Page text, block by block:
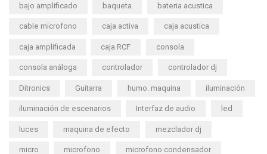
bajo amplificado baqueta bateria acustica
cable microfono caja activa caja acustica
caja amplificada caja RCF consola
consola análoga controlador controlador dj
Ditronics Guitarra humo. maquina iluminación
iluminación de escenarios Interfaz de audio led
luces maquina de efecto mezclador dj
micro microfono microfono condensador